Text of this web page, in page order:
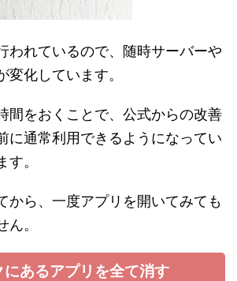
われているので、随時サーバーや
変化しています。
間をおくことで、公式からの改善
に通常利用できるようになってい
。
から、一度アプリを開いてみても
ん。
にあるアプリを全て消す